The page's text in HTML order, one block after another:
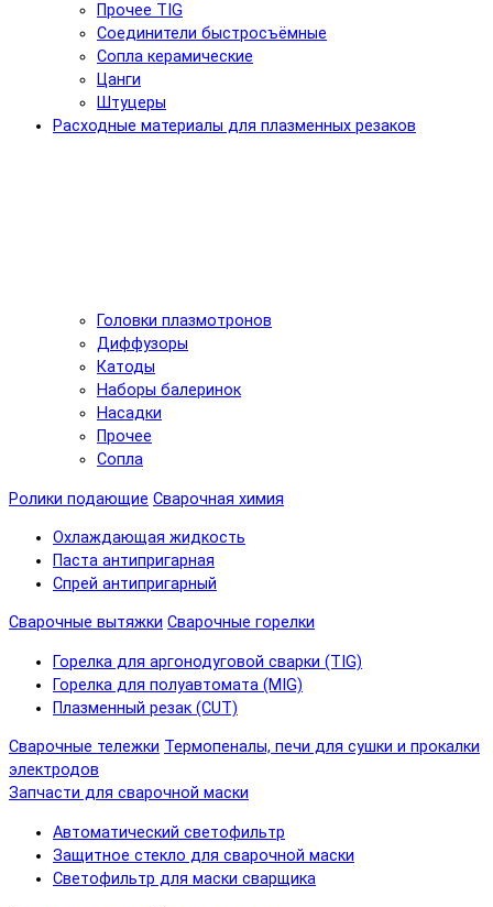
Прочее TIG
Соединители быстросъёмные
Сопла керамические
Цанги
Штуцеры
Расходные материалы для плазменных резаков
Головки плазмотронов
Диффузоры
Катоды
Наборы балеринок
Насадки
Прочее
Сопла
Ролики подающие Сварочная химия
Охлаждающая жидкость
Паста антипригарная
Спрей антипригарный
Сварочные вытяжки Сварочные горелки
Горелка для аргонодуговой сварки (TIG)
Горелка для полуавтомата (MIG)
Плазменный резак (CUT)
Сварочные тележки Термопеналы, печи для сушки и прокалки
электродов
Запчасти для сварочной маски
Автоматический светофильтр
Защитное стекло для сварочной маски
Светофильтр для маски сварщика